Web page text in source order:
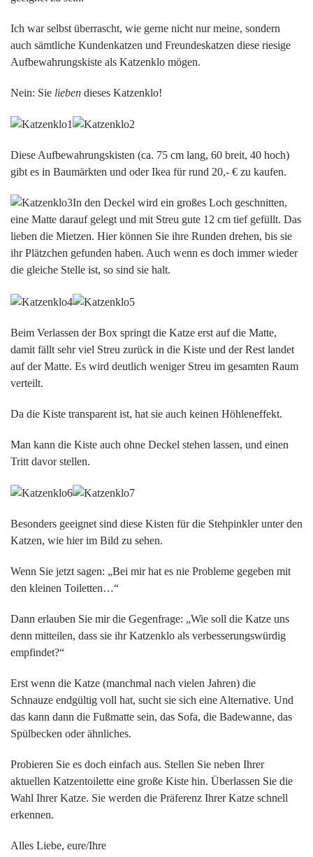
Ich war selbst überrascht, wie gerne nicht nur meine, sondern
auch sämtliche Kundenkatzen und Freundeskatzen diese riesige
Aufbewahrungskiste als Katzenklo mögen.
Nein: Sie lieben dieses Katzenklo!
Diese Aufbewahrungskisten (ca. 75 cm lang, 60 breit, 40 hoch)
gibt es in Baumärkten und oder Ikea für rund 20,- € zu kaufen.
In den Deckel wird ein großes Loch geschnitten,
eine Matte darauf gelegt und mit Streu gute 12 cm tief gefüllt. Das
lieben die Mietzen. Hier können Sie ihre Runden drehen, bis sie
ihr Plätzchen gefunden haben. Auch wenn es doch immer wieder
die gleiche Stelle ist, so sind sie halt.
Beim Verlassen der Box springt die Katze erst auf die Matte,
damit fällt sehr viel Streu zurück in die Kiste und der Rest landet
auf der Matte. Es wird deutlich weniger Streu im gesamten Raum
verteilt.
Da die Kiste transparent ist, hat sie auch keinen Höhleneffekt.
Man kann die Kiste auch ohne Deckel stehen lassen, und einen
Tritt davor stellen.
Besonders geeignet sind diese Kisten für die Stehpinkler unter den
Katzen, wie hier im Bild zu sehen.
Wenn Sie jetzt sagen: „Bei mir hat es nie Probleme gegeben mit
den kleinen Toiletten…“
Dann erlauben Sie mir die Gegenfrage: „Wie soll die Katze uns
denn mitteilen, dass sie ihr Katzenklo als verbesserungswürdig
empfindet?“
Erst wenn die Katze (manchmal nach vielen Jahren) die
Schnauze endgültig voll hat, sucht sie sich eine Alternative. Und
das kann dann die Fußmatte sein, das Sofa, die Badewanne, das
Spülbecken oder ähnliches.
Probieren Sie es doch einfach aus. Stellen Sie neben Ihrer
aktuellen Katzentoilette eine große Kiste hin. Überlassen Sie die
Wahl Ihrer Katze. Sie werden die Präferenz Ihrer Katze schnell
erkennen.
Alles Liebe, eure/Ihre